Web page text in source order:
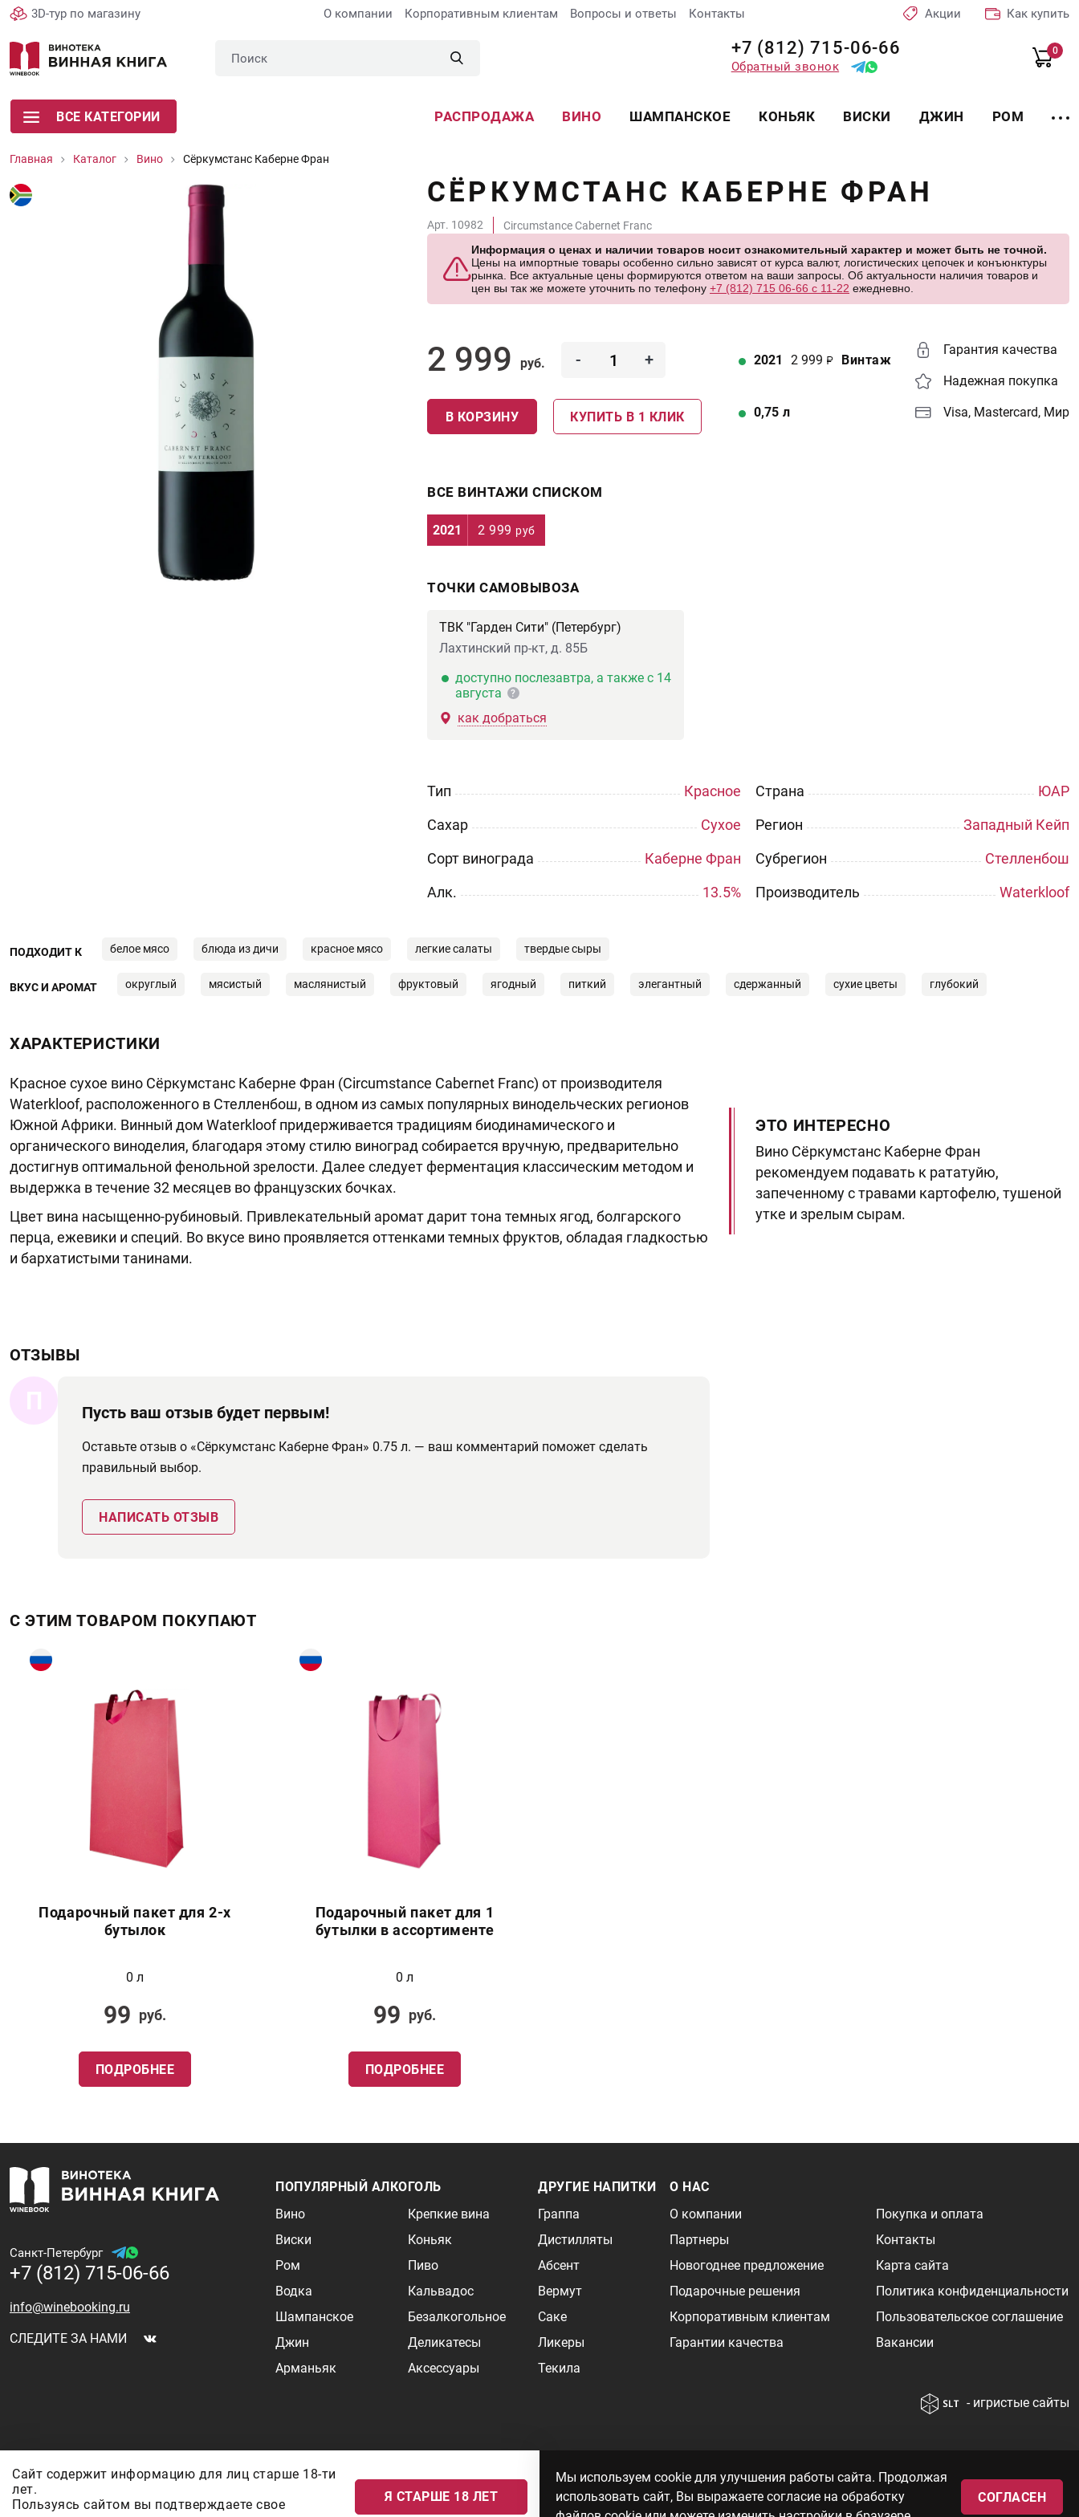
3D-тур по магазину О компании Корпоративным клиентам Вопросы и ответы Контакты Акции Как купить
+7 (812) 715-06-66
Обратный звонок
0
ВСЕ КАТЕГОРИИ РАСПРОДАЖА ВИНО ШАМПАНСКОЕ КОНЬЯК ВИСКИ ДЖИН РОМ
Главная Каталог Вино Сёркумстанс Каберне Фран
СЁРКУМСТАНС КАБЕРНЕ ФРАН
Арт. 10982
Circumstance Cabernet Franc
Информация о ценах и наличии товаров носит ознакомительный характер и может быть не точной.
Цены на импортные товары особенно сильно зависят от курса валют, логистических цепочек и конъюнктуры
рынка. Все актуальные цены формируются ответом на ваши запросы. Об актуальности наличия товаров и
цен вы так же можете уточнить по телефону +7 (812) 715 06-66 с 11-22 ежедневно.
2 999 руб. - +
В КОРЗИНУ КУПИТЬ В 1 КЛИК
2021 2 999 Винтаж
0,75 л
Гарантия качества
Надежная покупка
Visa, Mastercard, Мир
ВСЕ ВИНТАЖИ СПИСКОМ
2021 2 999 руб
ТОЧКИ САМОВЫВОЗА
ТВК "Гарден Сити" (Петербург)
Лахтинский пр-кт, д. 85Б
доступно послезавтра, а также с 14
августа
?
как добраться
Тип
Красное
Сахар
Сухое
Сорт винограда
Каберне Фран
Aлк.
13.5%
Страна
ЮАР
Регион
Западный Кейп
Субрегион
Стелленбош
Производитель
Waterkloof
ПОДХОДИТ К белое мясо блюда из дичи красное мясо легкие салаты твердые сыры
ВКУС И АРОМАТ округлый мясистый маслянистый фруктовый ягодный питкий элегантный сдержанный сухие цветы глубокий
ХАРАКТЕРИСТИКИ
Красное сухое вино Сёркумстанс Каберне Фран (Circumstance Cabernet Franc) от производителя
Waterkloof, расположенного в Стелленбош, в одном из самых популярных винодельческих регионов
Южной Африки. Винный дом Waterkloof придерживается традициям биодинамического и
органического виноделия, благодаря этому стилю виноград собирается вручную, предварительно
достигнув оптимальной фенольной зрелости. Далее следует ферментация классическим методом и
выдержка в течение 32 месяцев во французских бочках.
Цвет вина насыщенно-рубиновый. Привлекательный аромат дарит тона темных ягод, болгарского
перца, ежевики и специй. Во вкусе вино проявляется оттенками темных фруктов, обладая гладкостью
и бархатистыми танинами.
ЭТО ИНТЕРЕСНО
Вино Сёркумстанс Каберне Фран
рекомендуем подавать к рататуйю,
запеченному с травами картофелю, тушеной
утке и зрелым сырам.
ОТЗЫВЫ
П Пусть ваш отзыв будет первым!
Оставьте отзыв о «Сёркумстанс Каберне Фран» 0.75 л. — ваш комментарий поможет сделать
правильный выбор.
НАПИСАТЬ ОТЗЫВ
С ЭТИМ ТОВАРОМ ПОКУПАЮТ
Подарочный пакет для 2-х
бутылок
0 л
99 руб.
ПОДРОБНЕЕ
Подарочный пакет для 1
бутылки в ассортименте
0 л
99 руб.
ПОДРОБНЕЕ
Санкт-Петербург
+7 (812) 715-06-66
info@winebooking.ru
СЛЕДИТЕ ЗА НАМИ
ПОПУЛЯРНЫЙ АЛКОГОЛЬ
Вино
Виски
Ром
Водка
Шампанское
Джин
Арманьяк
Крепкие вина
Коньяк
Пиво
Кальвадос
Безалкогольное
Деликатесы
Аксессуары
ДРУГИЕ НАПИТКИ
Граппа
Дистилляты
Абсент
Вермут
Саке
Ликеры
Текила
О НАС
О компании
Партнеры
Новогоднее предложение
Подарочные решения
Корпоративным клиентам
Гарантии качества
Покупка и оплата
Контакты
Карта сайта
Политика конфиденциальности
Пользовательское соглашение
Вакансии
- игристые сайты
Информация о ценах и наличии товаров носит ознакомительный характер и может быть не точной. Цены на импортные товары особенно сильно зависят от курса
валют, логистических цепочек и конъюнктуры рынка. Все актуальные цены формируются ответом на ваши запросы. Об актуальности наличия товаров и цен вы так
же можете уточнить по телефону
ООО "Винум" ИНН 7814473915, Лицензия на торговлю алкоголем: № серия 78АА №0012735, регистрационный номер 78РПА000752 от
© 2010—2026 «WINEBOOK»
Сайт содержит информацию для лиц старше 18-ти
лет.
Пользуясь сайтом вы подтверждаете свое
Я СТАРШЕ 18 ЛЕТ
Мы используем cookie для улучшения работы сайта. Продолжая
использовать сайт, Вы выражаете согласие на обработку
СОГЛАСЕН